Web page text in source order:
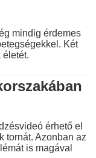
mindig érdemes
Két
életét.
érhető el
tornát. Azonban az
is magával